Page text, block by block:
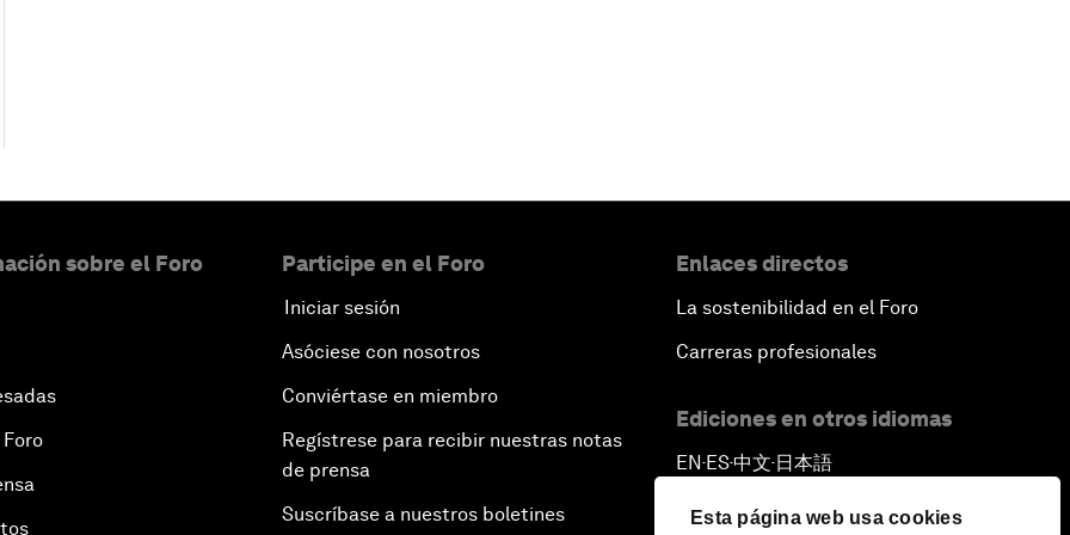
Esta página web usa cookies
sobre el Foro Participe en el Foro
Iniciar sesión
Asóciese con nosotros
Conviértase en miembro
Regístrese para recibir nuestras notas
de prensa
Suscríbase a nuestros boletines
Enlaces directos
La sostenibilidad en el Foro
Carreras profesionales
Ediciones en otros idiomas
EN ▪ES▪中文▪ 日本語